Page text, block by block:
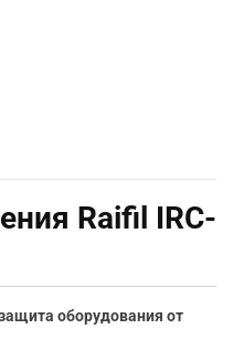
Raifil IRC-
оборудования от